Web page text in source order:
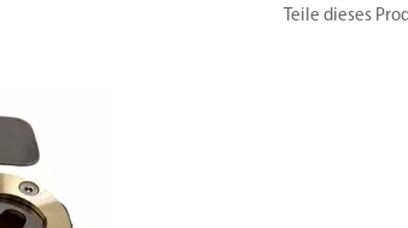
Teile dieses